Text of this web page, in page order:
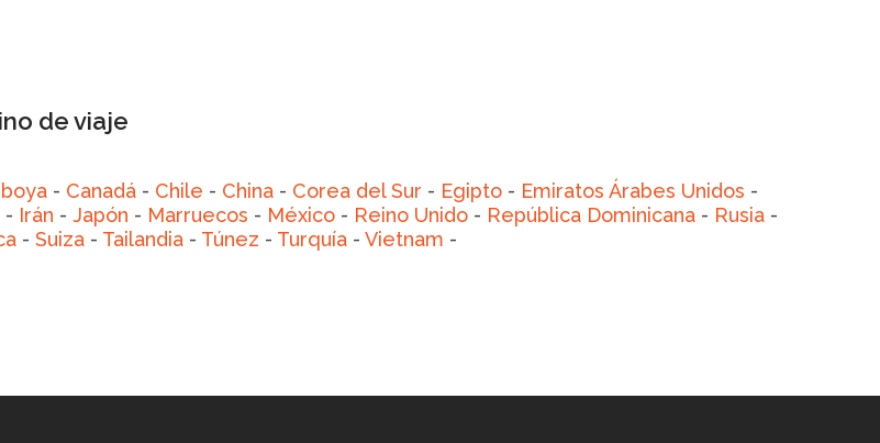
de viaje
- Canadá- Chile - China- Corea del Sur - Egipto- Emiratos Árabes Unidos -
- Irán - Japón - Marruecos - México- Reino Unido- República Dominicana- Rusia-
- Suiza- Tailandia- Túnez - Turquía- Vietnam -